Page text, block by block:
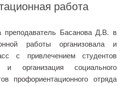
работа
преподаватель Басанова Д.В. в
работы организовала и
с привлечением студентов
организация социального
профориентационного отряда